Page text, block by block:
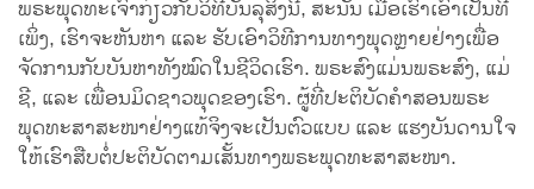
ພຣະພຸດທະເຈົ້າກ່ຽວກັບວິທີບັນລຸສິ່ງນີ້, ສະນັ້ນ ເມື່ອເຮົາເອົາເປັນທີ່
ເພິ່ງ, ເຮົາຈະຫັນຫາ ແລະ ຮັບເອົາວິທີການທາງພຸດຫຼາຍຢ່າງເພື່ອ
ຈັດການກັບບັນຫາທັງໝົດໃນຊີວິດເຮົາ. ພຣະສົງແມ່ນພຣະສົງ, ແມ່
ຊີ, ແລະ ເພື່ອນມິດຊາວພຸດຂອງເຮົາ. ຜູ້ທີ່ປະຕິບັດຄຳສອນພຣະ
ພຸດທະສາສະໜາຢ່າງແທ້ຈິງຈະເປັນຕົວແບບ ແລະ ແຮງບັນດານໃຈ
ໃຫ້ເຮົາສືບຕໍ່ປະຕິບັດຕາມເສັ້ນທາງພຣະພຸດທະສາສະໜາ.